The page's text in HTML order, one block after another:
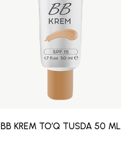
BB KREM TO’Q TUSDA 50 ML